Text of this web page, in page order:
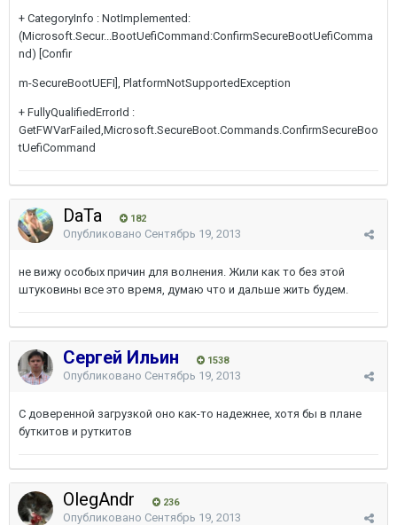
+ CategoryInfo : NotImplemented:
(Microsoft.Secur...BootUefiCommand:ConfirmSecureBootUefiComma
nd) [Confir
m-SecureBootUEFI], PlatformNotSupportedException
+ FullyQualifiedErrorId :
GetFWVarFailed,Microsoft.SecureBoot.Commands.ConfirmSecureBoo
tUefiCommand
DaTa 182
Опубликовано Сентябрь 19, 2013
не вижу особых причин для волнения. Жили как то без этой
штуковины все это время, думаю что и дальше жить будем.
Сергей Ильин 1538
Опубликовано Сентябрь 19, 2013
С доверенной загрузкой оно как-то надежнее, хотя бы в плане
буткитов и руткитов
OlegAndr 236
Опубликовано Сентябрь 19, 2013